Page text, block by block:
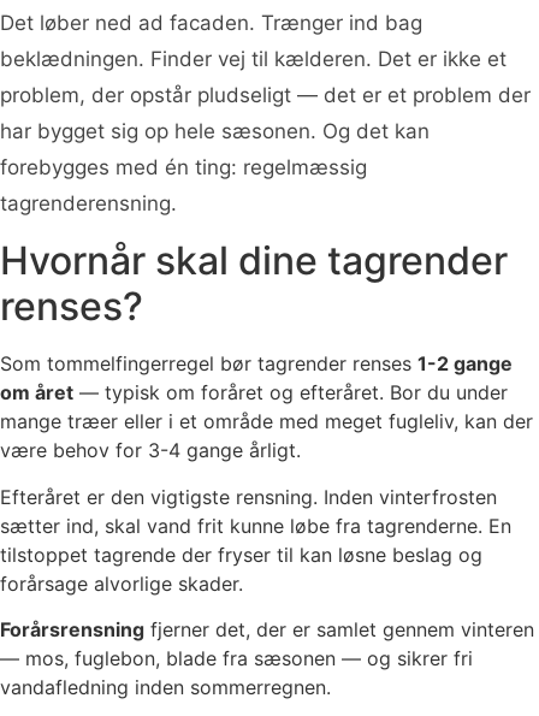
Det løber ned ad facaden. Trænger ind bag
beklædningen. Finder vej til kælderen. Det er ikke et
problem, der opstår pludseligt — det er et problem der
har bygget sig op hele sæsonen. Og det kan
forebygges med én ting: regelmæssig
tagrenderensning.
Hvornår skal dine tagrender
renses?
Som tommelfingerregel bør tagrender renses 1-2 gange
om året — typisk om foråret og efteråret. Bor du under
mange træer eller i et område med meget fugleliv, kan der
være behov for 3-4 gange årligt.
Efteråret er den vigtigste rensning. Inden vinterfrosten
sætter ind, skal vand frit kunne løbe fra tagrenderne. En
tilstoppet tagrende der fryser til kan løsne beslag og
forårsage alvorlige skader.
Forårsrensning fjerner det, der er samlet gennem vinteren
— mos, fuglebon, blade fra sæsonen — og sikrer fri
vandafledning inden sommerregnen.